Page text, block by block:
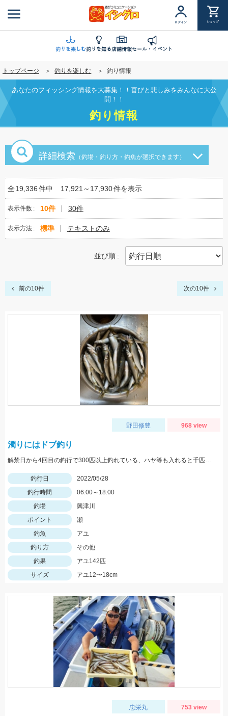
ン
に
移
動
ログイン ショップ
釣りを楽しむ釣りを知る店舗情報セール・イベント
トップページ 釣りを楽しむ 釣り情報
あなたのフィッシング情報を大募集！！喜びと悲しみをみんなに大公
開！！
釣り情報
詳細検索 （釣場・釣り方・釣魚が選択できます）
全19,336件中 17,921～17,930件を表示
表示件数 10件 30件
表示方法 標準 テキストのみ
並び順
前の10件 次の10件
野田修豊 968 view
濁りにはドブ釣り
解禁日から4回目の釣行で300匹以上釣れている、ハヤ等も入れると千匹、手返し大変
釣行日
2022/05/28
釣行時間
06:00～18:00
釣場
興津川
ポイント
瀬
釣魚
アユ
釣り方
その他
釣果
アユ142匹
サイズ
アユ12〜18cm
忠栄丸 753 view